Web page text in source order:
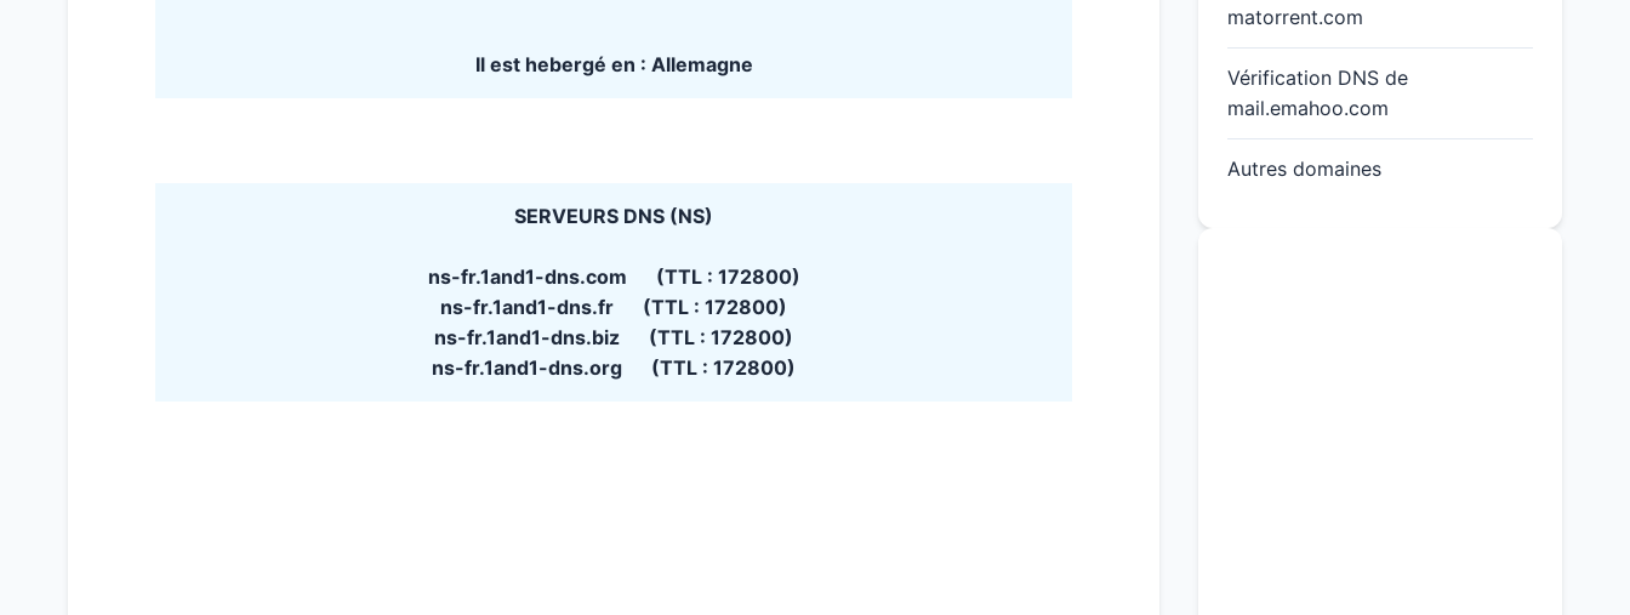
Il est hebergé en : Allemagne
SERVEURS DNS (NS)
ns-fr.1and1-dns.com (TTL : 172800)
ns-fr.1and1-dns.fr (TTL : 172800)
ns-fr.1and1-dns.biz (TTL : 172800)
ns-fr.1and1-dns.org (TTL : 172800)
matorrent.com
Vérification DNS de
mail.emahoo.com
Autres domaines